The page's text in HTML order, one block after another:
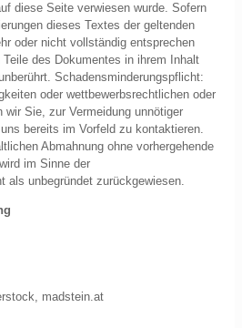
diese Seite verwiesen wurde. Sofern
dieses Textes der geltenden
oder nicht vollständig entsprechen
des Dokumentes in ihrem Inhalt
Schadensminderungspflicht:
oder wettbewerbsrechtlichen oder
wir Sie, zur Vermeidung unnötiger
bereits im Vorfeld zu kontaktieren.
Abmahnung ohne vorhergehende
im Sinne der
als unbegründet zurückgewiesen.
madstein.at